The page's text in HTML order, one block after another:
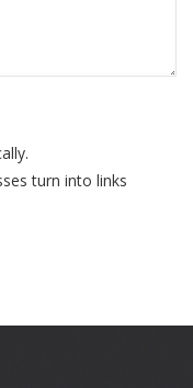
turn into links